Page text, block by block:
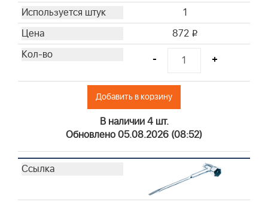
Briggs & Stratton
Briggs & Stratton
Briggs & Stratton
Briggs & Stratton
Briggs & Stratton
Briggs & Stratton
Briggs & Stratton
Briggs & Stratton
1
872 i
- +
Добавить в корзину
В наличии 4 шт.
Обновлено 05.08.2026 (08:52)